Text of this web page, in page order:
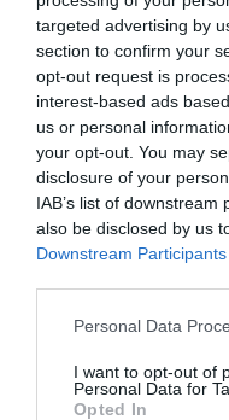
targeted advertising by
section to confirm your
opt-out request is
interest-based ads
us or personal
your opt-out. You may
disclosure of your
IAB’s list of
also be disclosed by us
Downstream Participants
Personal Data
I want to opt-out of
Personal Data for
Opted In
x
21/06 - 12:50
και να πεις οτι
της
Πρόσθεσε